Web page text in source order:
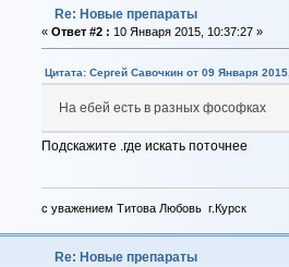
Re: Новые препараты
« Ответ #2 : 10 Января 2015, 10:37:27 »
Цитата: Сергей Савочкин от 09 Января
На ебей есть в разных фософках
Подскажите .где искать поточнее
с уважением Титова Любовь г.Курск
Re: Новые препараты